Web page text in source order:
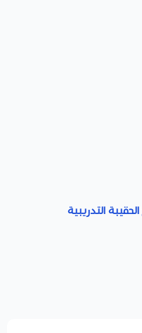
التدريبية